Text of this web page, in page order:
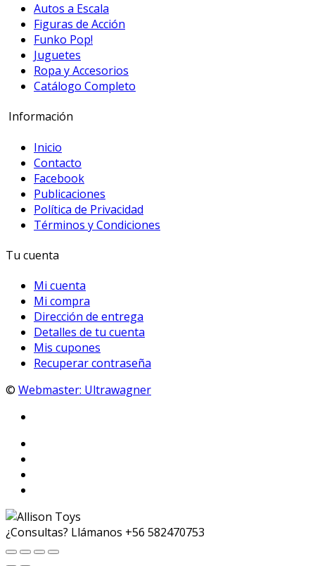
Autos a Escala
Figuras de Acción
Funko Pop!
Juguetes
Ropa y Accesorios
Catálogo Completo
Información
Inicio
Contacto
Facebook
Publicaciones
Política de Privacidad
Términos y Condiciones
Tu cuenta
Mi cuenta
Mi compra
Dirección de entrega
Detalles de tu cuenta
Mis cupones
Recuperar contraseña
© Webmaster: Ultrawagner
¿Consultas? Llámanos +56 582470753